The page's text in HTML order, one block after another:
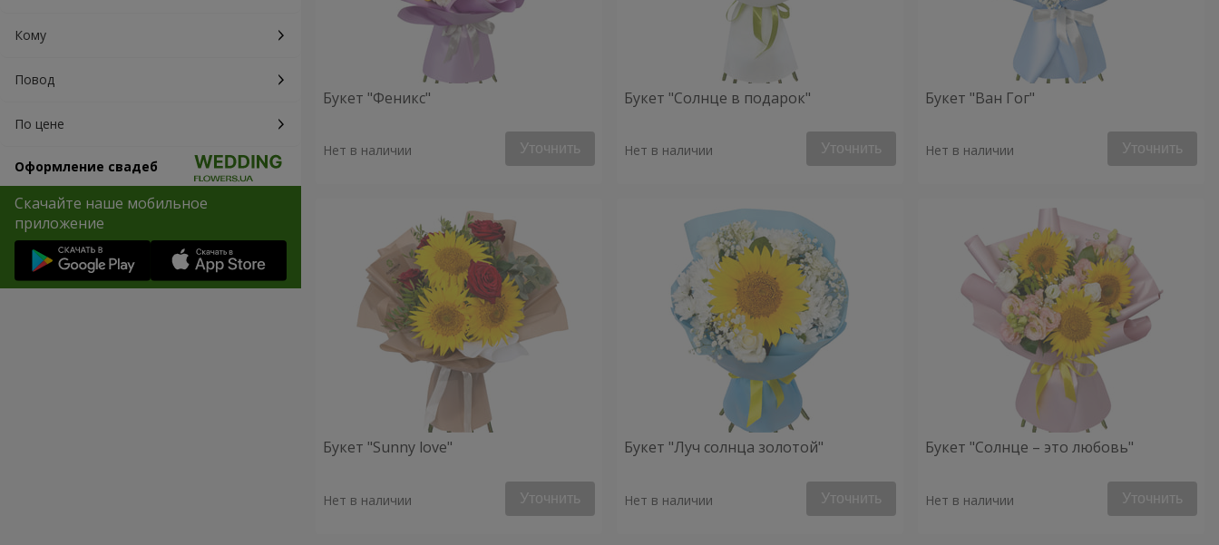
Кому
Повод
По цене
Оформление свадеб
Скачайте наше мобильное
приложение
Букет "Феникс"
Нет в наличии Уточнить
Букет "Солнце в подарок"
Нет в наличии Уточнить
Букет "Ван Гог"
Нет в наличии Уточнить
Букет "Sunny love"
Нет в наличии Уточнить
Букет "Луч солнца золотой"
Нет в наличии Уточнить
Букет "Солнце – это любовь"
Нет в наличии Уточнить